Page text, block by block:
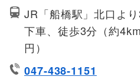
JR「船橋駅」北口よ
下車、徒歩3分（約
円）
047-438-1151